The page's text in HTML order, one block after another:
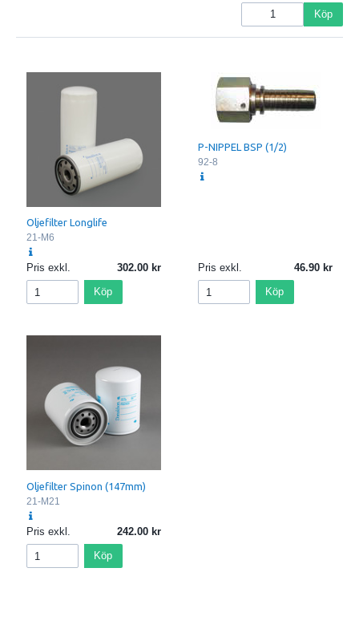
Köp
Oljefilter Longlife
21-M6
Pris exkl. 302.00
Köp
P-NIPPEL BSP (1/2)
92-8
Pris exkl. 46.90
Köp
Oljefilter Spinon (147mm)
21-M21
Pris exkl. 242.00
Köp